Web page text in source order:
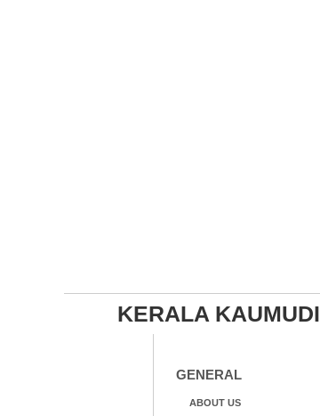
KERALA KAUMUDI
GENERAL
ABOUT US